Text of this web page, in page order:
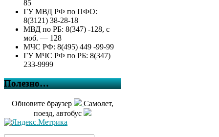
85
ГУ МВД РФ по ПФО:
8(3121) 38-28-18
МВД по РБ: 8(347) -128, с
моб. — 128
МЧС РФ: 8(495) 449 -99-99
ГУ МЧС РФ по РБ: 8(347)
233-9999
Полезно…
Обновите браузер
Самолет,
поезд, автобус